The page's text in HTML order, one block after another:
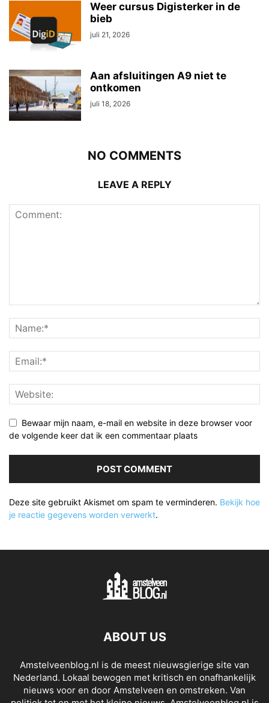
Weer cursus Digisterker in de
bieb
juli 21, 2026
Aan afsluitingen A9 niet te
ontkomen
juli 18, 2026
NO COMMENTS
LEAVE A REPLY
Bewaar mijn naam, e-mail en website in deze browser voor
de volgende keer dat ik een commentaar plaats
Deze site gebruikt Akismet om spam te verminderen. Bekijk hoe
je reactie gegevens worden verwerkt.
ABOUT US
Amstelveenblog.nl is de meest nieuwsgierige site van
Nederland. Lokaal bewogen met kritisch en onafhankelijk
nieuws voor en door Amstelveen en omstreken. Van